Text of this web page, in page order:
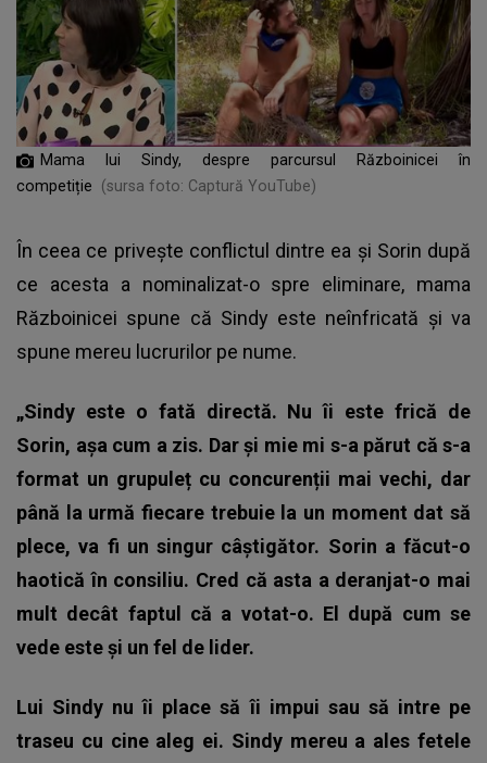
Mama lui Sindy, despre parcursul Războinicei în
competiție
(sursa foto: Captură YouTube)
În ceea ce privește conflictul dintre ea și Sorin după
ce acesta a nominalizat-o spre eliminare, mama
Războinicei spune că Sindy este neînfricată și va
spune mereu lucrurilor pe nume.
„Sindy este o fată directă. Nu îi este frică de
Sorin, așa cum a zis. Dar și mie mi s-a părut că s-a
format un grupuleț cu concurenții mai vechi, dar
până la urmă fiecare trebuie la un moment dat să
plece, va fi un singur câștigător. Sorin a făcut-o
haotică în consiliu. Cred că asta a deranjat-o mai
mult decât faptul că a votat-o. El după cum se
vede este și un fel de lider.
Lui Sindy nu îi place să îi impui sau să intre pe
traseu cu cine aleg ei. Sindy mereu a ales fetele